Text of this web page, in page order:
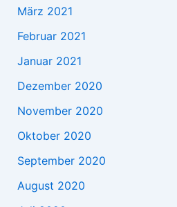
März 2021
Februar 2021
Januar 2021
Dezember 2020
November 2020
Oktober 2020
September 2020
August 2020